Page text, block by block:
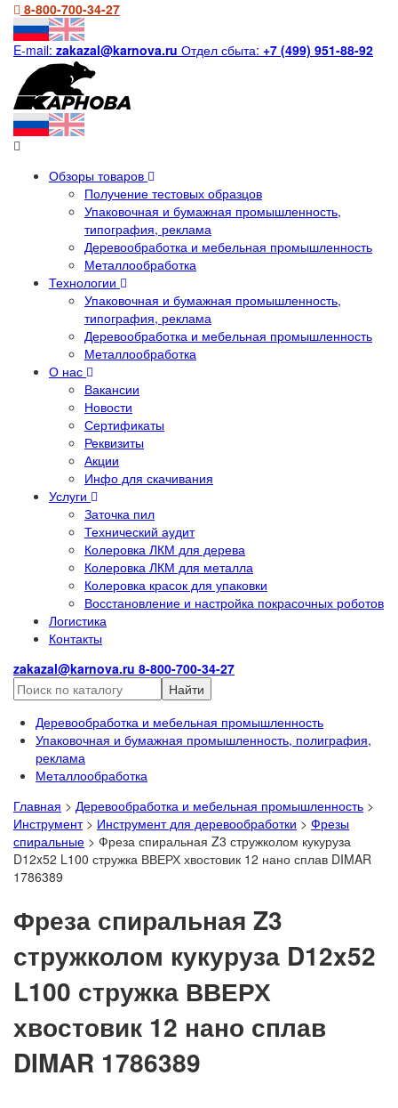
8-800-700-34-27
E-mail: zakazal@karnova.ru Отдел сбыта: +7 (499) 951-88-92
Обзоры товаров
Получение тестовых образцов
Упаковочная и бумажная промышленность,
типография, реклама
Деревообработка и мебельная промышленность
Металлообработка
Технологии
Упаковочная и бумажная промышленность,
типография, реклама
Деревообработка и мебельная промышленность
Металлообработка
О нас
Вакансии
Новости
Сертификаты
Реквизиты
Акции
Инфо для скачивания
Услуги
Заточка пил
Технический аудит
Колеровка ЛКМ для дерева
Колеровка ЛКМ для металла
Колеровка красок для упаковки
Восстановление и настройка покрасочных роботов
Логистика
Контакты
zakazal@karnova.ru 8-800-700-34-27
Найти
Деревообработка и мебельная промышленность
Упаковочная и бумажная промышленность, полиграфия,
реклама
Металлообработка
Главная > Деревообработка и мебельная промышленность >
Инструмент> Инструмент для деревообработки > Фрезы
спиральные > Фреза спиральная Z3 стружколом кукуруза
D12x52 L100 стружка ВВЕРХ хвостовик 12 нано сплав DIMAR
1786389
Фреза спиральная Z3
стружколом кукуруза D12x52
L100 стружка ВВЕРХ
хвостовик 12 нано сплав
DIMAR 1786389